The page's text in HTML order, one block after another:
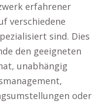
erfahrener
verschiedene
sind. Dies
den geeigneten
unabhängig
oder